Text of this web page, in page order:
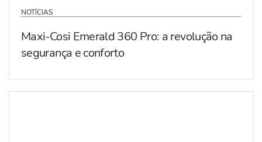
NOTÍCIAS
Maxi-Cosi Emerald 360 Pro: a revolução na
segurança e conforto